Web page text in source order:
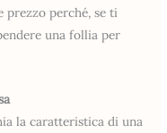
prezzo perché, se ti
una follia per
la caratteristica di una